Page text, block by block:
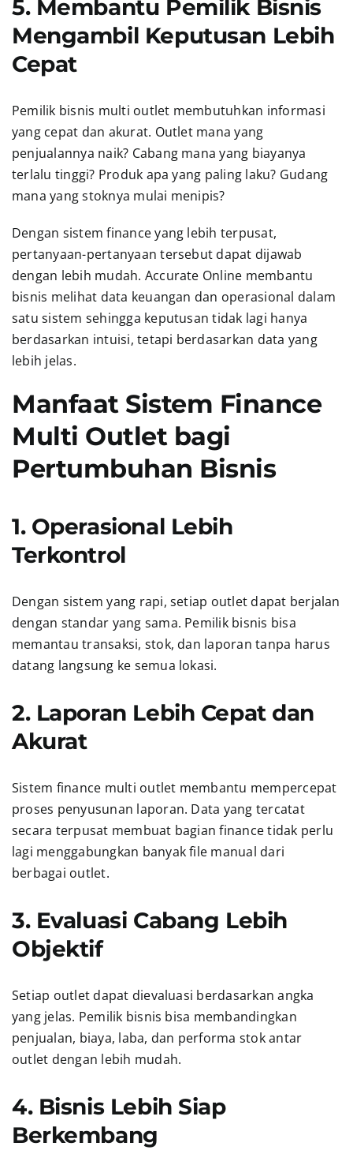
5. Membantu Pemilik Bisnis
Mengambil Keputusan Lebih
Cepat
Pemilik bisnis multi outlet membutuhkan informasi
yang cepat dan akurat. Outlet mana yang
penjualannya naik? Cabang mana yang biayanya
terlalu tinggi? Produk apa yang paling laku? Gudang
mana yang stoknya mulai menipis?
Dengan sistem finance yang lebih terpusat,
pertanyaan-pertanyaan tersebut dapat dijawab
dengan lebih mudah. Accurate Online membantu
bisnis melihat data keuangan dan operasional dalam
satu sistem sehingga keputusan tidak lagi hanya
berdasarkan intuisi, tetapi berdasarkan data yang
lebih jelas.
Manfaat Sistem Finance
Multi Outlet bagi
Pertumbuhan Bisnis
1. Operasional Lebih
Terkontrol
Dengan sistem yang rapi, setiap outlet dapat berjalan
dengan standar yang sama. Pemilik bisnis bisa
memantau transaksi, stok, dan laporan tanpa harus
datang langsung ke semua lokasi.
2. Laporan Lebih Cepat dan
Akurat
Sistem finance multi outlet membantu mempercepat
proses penyusunan laporan. Data yang tercatat
secara terpusat membuat bagian finance tidak perlu
lagi menggabungkan banyak file manual dari
berbagai outlet.
3. Evaluasi Cabang Lebih
Objektif
Setiap outlet dapat dievaluasi berdasarkan angka
yang jelas. Pemilik bisnis bisa membandingkan
penjualan, biaya, laba, dan performa stok antar
outlet dengan lebih mudah.
4. Bisnis Lebih Siap
Berkembang